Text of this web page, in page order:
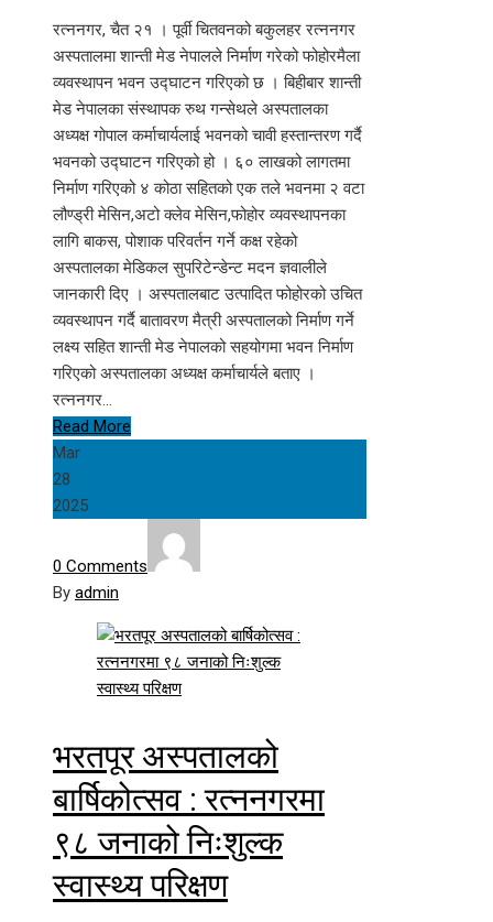
रत्ननगर, चैत २१ । पूर्वी चितवनको बकुलहर रत्ननगर
अस्पतालमा शान्ती मेड नेपालले निर्माण गरेको फोहोरमैला
व्यवस्थापन भवन उद्घाटन गरिएको छ । बिहीबार शान्ती
मेड नेपालका संस्थापक रुथ गन्सेथले अस्पतालका
अध्यक्ष गोपाल कर्माचार्यलाई भवनको चावी हस्तान्तरण गर्दै
भवनको उद्घाटन गरिएको हो । ६० लाखको लागतमा
निर्माण गरिएको ४ कोठा सहितको एक तले भवनमा २ वटा
लौण्ड्री मेसिन,अटो क्लेव मेसिन,फोहोर व्यवस्थापनका
लागि बाकस, पोशाक परिवर्तन गर्ने कक्ष रहेको
अस्पतालका मेडिकल सुपरिटेन्डेन्ट मदन ज्ञवालीले
जानकारी दिए । अस्पतालबाट उत्पादित फोहोरको उचित
व्यवस्थापन गर्दै बातावरण मैत्री अस्पतालको निर्माण गर्ने
लक्ष्य सहित शान्ती मेड नेपालको सहयोगमा भवन निर्माण
गरिएको अस्पतालका अध्यक्ष कर्माचार्यले बताए ।
रत्ननगर…
Read More
Mar
28
2025
0 Comments
By admin
भरतपूर अस्पतालको
बार्षिकोत्सव : रत्ननगरमा
९८ जनाको निःशुल्क
स्वास्थ्य परिक्षण